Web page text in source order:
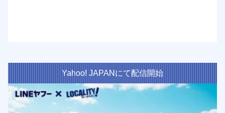
Yahoo! JAPANにて配信開始